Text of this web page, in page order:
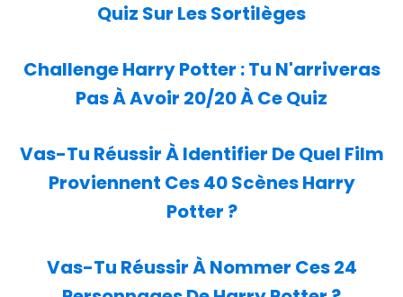
Quiz Sur Les Sortilèges
Challenge Harry Potter : Tu N'arriveras
Pas À Avoir 20/20 À Ce Quiz
Vas-Tu Réussir À Identifier De Quel Film
Proviennent Ces 40 Scènes Harry
Potter ?
Vas-Tu Réussir À Nommer Ces 24